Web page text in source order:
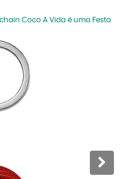
Coco A Vida é uma Festa